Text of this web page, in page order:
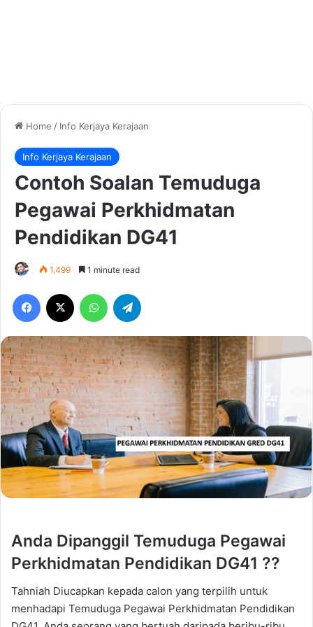
Home / Info Kerjaya Kerajaan
Info Kerjaya Kerajaan
Contoh Soalan Temuduga
Pegawai Perkhidmatan
Pendidikan DG41
1,499 1 minute read
Facebook WhatsApp
Anda Dipanggil Temuduga Pegawai
Perkhidmatan Pendidikan DG41 ??
Tahniah Diucapkan kepada calon yang terpilih untuk
menhadapi Temuduga Pegawai Perkhidmatan Pendidikan